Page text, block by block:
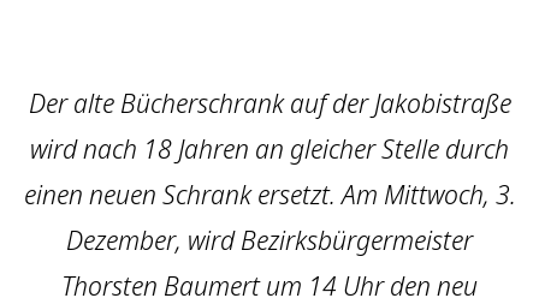
Der alte Bücherschrank auf der Jakobistraße
wird nach 18 Jahren an gleicher Stelle durch
einen neuen Schrank ersetzt. Am Mittwoch, 3.
Dezember, wird Bezirksbürgermeister
Thorsten Baumert um 14 Uhr den neu